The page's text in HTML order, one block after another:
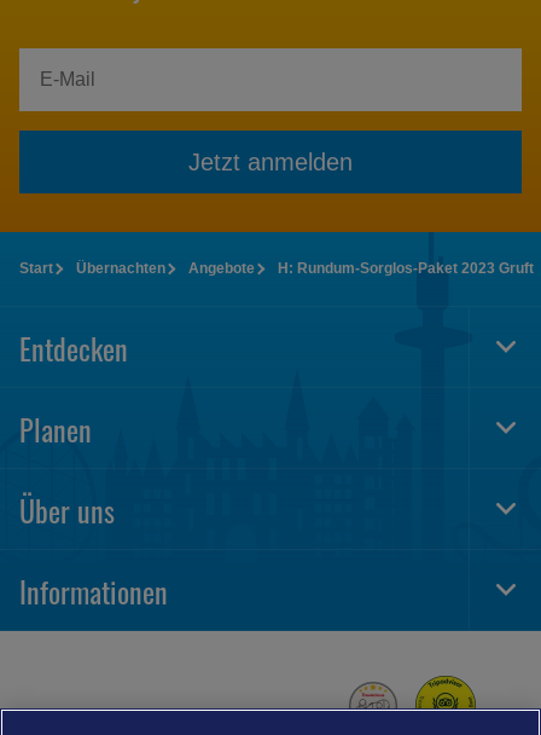
Jetzt anmelden
Start Übernachten Angebote H: Rundum-Sorglos-Paket 2023 Gruft
Entdecken
Planen
Über uns
Informationen